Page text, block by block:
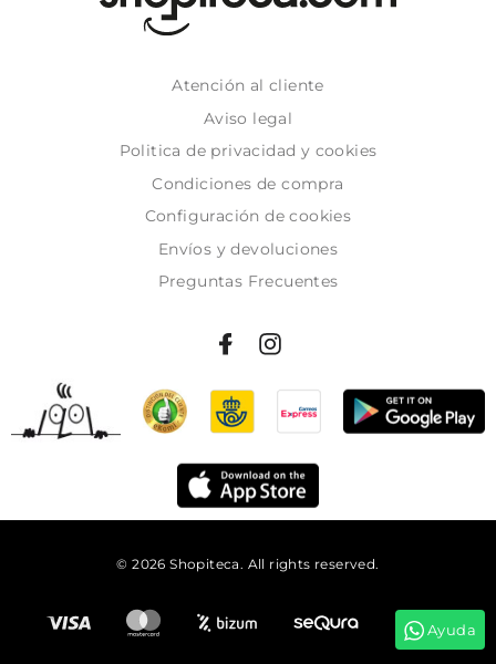
Atención al cliente
Aviso legal
Politica de privacidad y cookies
Condiciones de compra
Configuración de cookies
Envíos y devoluciones
Preguntas Frecuentes
© 2026 Shopiteca. All rights reserved.
Ayuda